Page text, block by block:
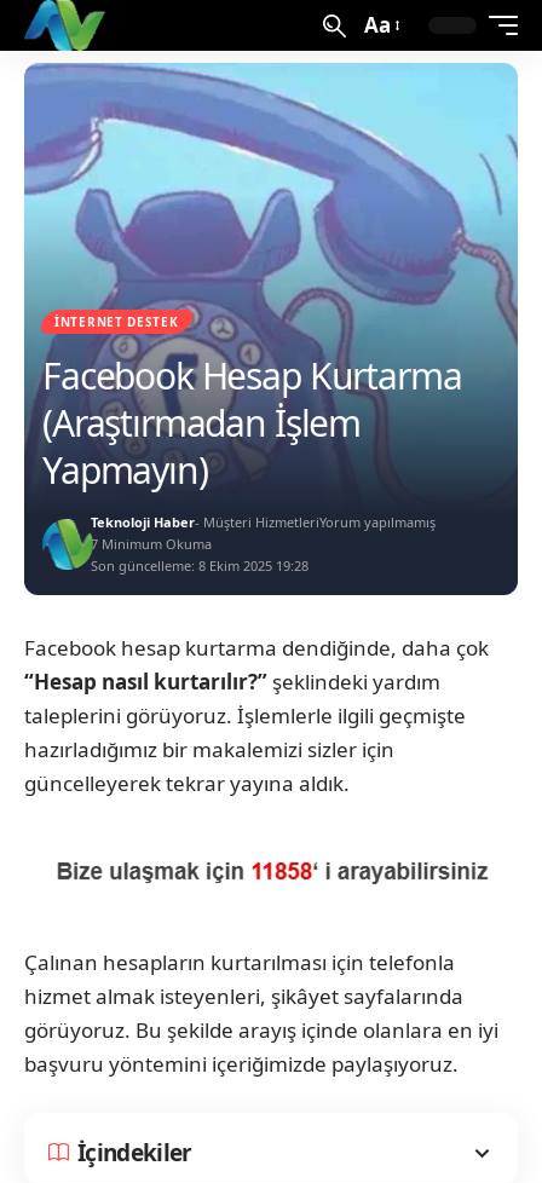
Aa
İNTERNET DESTEK
Facebook Hesap Kurtarma
(Araştırmadan İşlem
Yapmayın)
Son güncelleme: 8 Ekim 2025 19:28
Teknoloji Haber- Müşteri HizmetleriYorum yapılmamış
7 Minimum Okuma
Facebook hesap kurtarma dendiğinde, daha çok
“Hesap nasıl kurtarılır?” şeklindeki yardım
taleplerini görüyoruz. İşlemlerle ilgili geçmişte
hazırladığımız bir makalemizi sizler için
güncelleyerek tekrar yayına aldık.
Çalınan hesapların kurtarılması için telefonla
hizmet almak isteyenleri, şikâyet sayfalarında
görüyoruz. Bu şekilde arayış içinde olanlara en iyi
başvuru yöntemini içeriğimizde paylaşıyoruz.
İçindekiler